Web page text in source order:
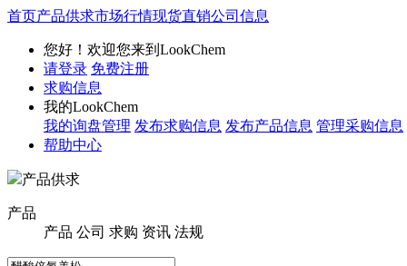
首页产品供求市场行情现货直销公司信息
您好！欢迎您来到LookChem
请登录 免费注册
求购信息
我的LookChem
我的询盘管理 发布求购信息 发布产品信息 管理采购信息
帮助中心
产品供求
产品
产品 公司 求购 资讯 法规